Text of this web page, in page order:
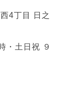
4丁目 日之
・土日祝 ９